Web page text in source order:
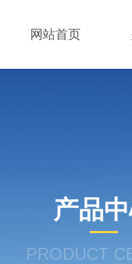
网站首页
产品
PRODUCT